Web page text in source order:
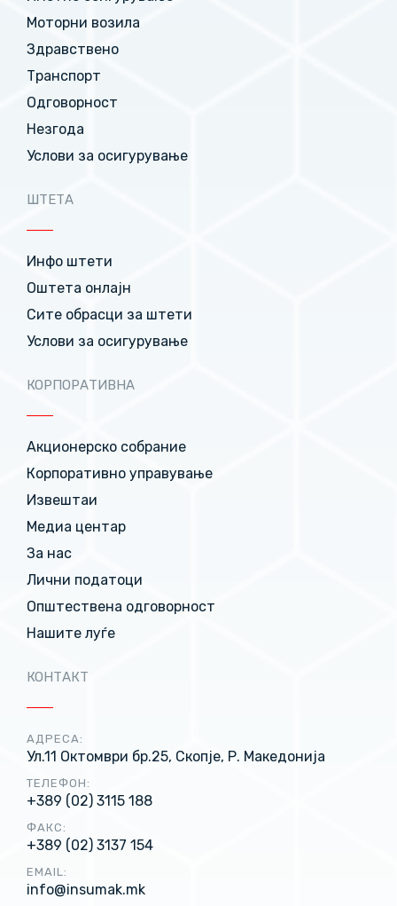
Моторни возила
Здравствено
Транспорт
Одговорност
Незгода
Услови за осигурување
ШТЕТА
Инфо штети
Оштета онлајн
Сите обрасци за штети
Услови за осигурување
КОРПОРАТИВНА
Акционерско собрание
Корпоративно управување
Извештаи
Медиа центар
За нас
Лични податоци
Општествена одговорност
Нашите луѓе
КОНТАКТ
АДРЕСА:
Ул.11 Октомври бр.25, Скопје, Р. Македонија
ТЕЛЕФОН:
+389 (02) 3115 188
ФАКС:
+389 (02) 3137 154
EMAIL:
info@insumak.mk